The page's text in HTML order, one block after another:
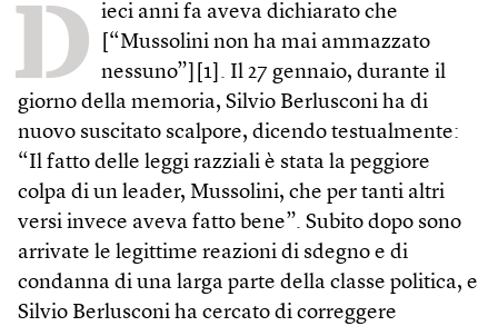
D ieci anni fa aveva dichiarato che
[“Mussolini non ha mai ammazzato
nessuno”][1]. Il 27 gennaio, durante il
giorno della memoria, Silvio Berlusconi ha di
nuovo suscitato scalpore, dicendo testualmente:
“Il fatto delle leggi razziali è stata la peggiore
colpa di un leader, Mussolini, che per tanti altri
versi invece aveva fatto bene”. Subito dopo sono
arrivate le legittime reazioni di sdegno e di
condanna di una larga parte della classe politica, e
Silvio Berlusconi ha cercato di correggere